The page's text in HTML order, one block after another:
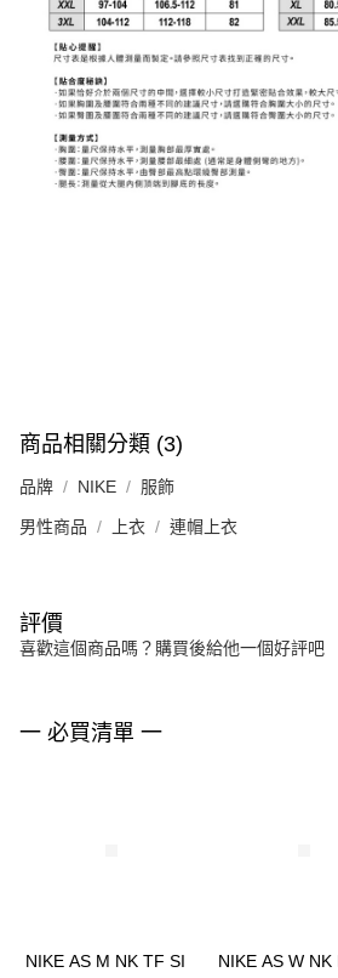
商品相關分類 (3)
品牌 NIKE 服飾
男性商品 上衣 連帽上衣
評價
喜歡這個商品嗎？購買後給他一個好評吧
一 必買清單 一
NIKE AS M NK TF SI
NIKE AS W NK